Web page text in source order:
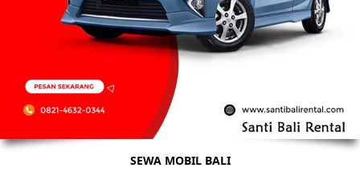
SEWA MOBIL BALI